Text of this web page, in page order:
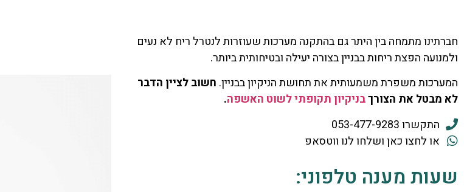
חברתינו מתמחה בין היתר גם בהתקנה מערכות שעוזרות לנטרל ריח לא נעים
ולמנועה הפצת ריחות בבניין בצורה יעילה ובטיחותית ביותר.
המערכות משפרת משמעותית את תחושת הניקיון בבניין. חשוב לציין הדבר
לא מבטל את הצורךבניקיון תקופתי לשוט האשפה.
התקשרו 053-477-9283
או לחצו כאן ושלחו לנו ווטסאפ
שעות מענה טלפוני: